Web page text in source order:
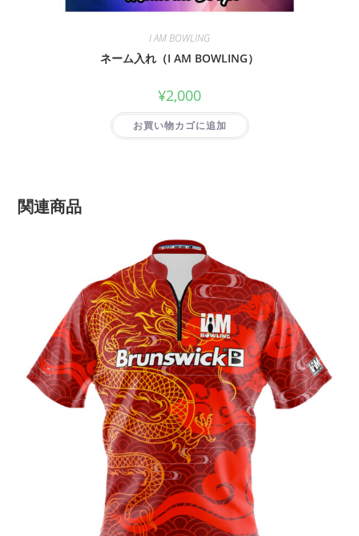
I AM BOWLING
ネーム入れ（I AM BOWLING）
¥2,000
お買い物カゴに追加
関連商品